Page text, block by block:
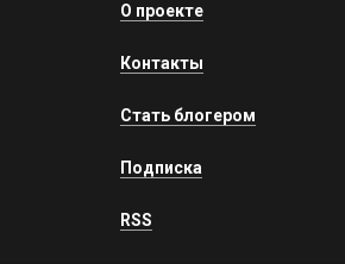
О проекте
Контакты
Стать блогером
Подписка
RSS